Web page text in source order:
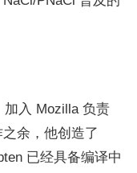
加入 Mozilla 负责
余，他创造了
已经具备编译中